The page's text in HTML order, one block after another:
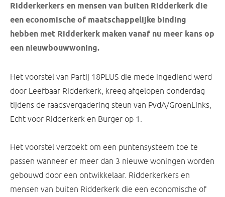
Ridderkerkers en mensen van buiten Ridderkerk die
een economische of maatschappelijke binding
hebben met Ridderkerk maken vanaf nu meer kans op
een nieuwbouwwoning.
Het voorstel van Partij 18PLUS die mede ingediend werd
door Leefbaar Ridderkerk, kreeg afgelopen donderdag
tijdens de raadsvergadering steun van PvdA/GroenLinks,
Echt voor Ridderkerk en Burger op 1.
Het voorstel verzoekt om een puntensysteem toe te
passen wanneer er meer dan 3 nieuwe woningen worden
gebouwd door een ontwikkelaar. Ridderkerkers en
mensen van buiten Ridderkerk die een economische of